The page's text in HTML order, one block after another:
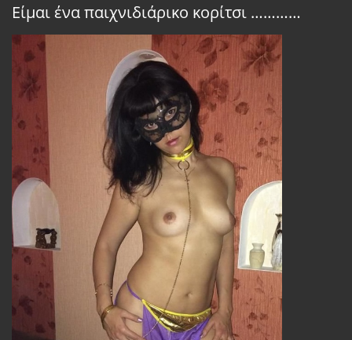
Είμαι ένα παιχνιδιάρικο κορίτσι …………